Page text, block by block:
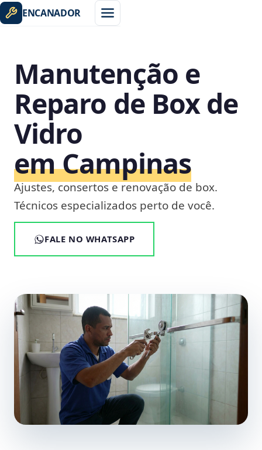
ENCANADOR
Manutenção e
Reparo de Box de
Vidro
em Campinas
Ajustes, consertos e renovação de box.
Técnicos especializados perto de você.
FALE NO WHATSAPP